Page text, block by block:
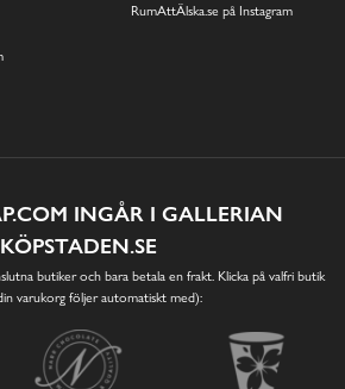
RumAttÄlska.se på Instagram
INGÅR I GALLERIAN
KÖPSTADEN.SE
butiker och bara betala en frakt. Klicka på valfri butik
varukorg följer automatiskt med):